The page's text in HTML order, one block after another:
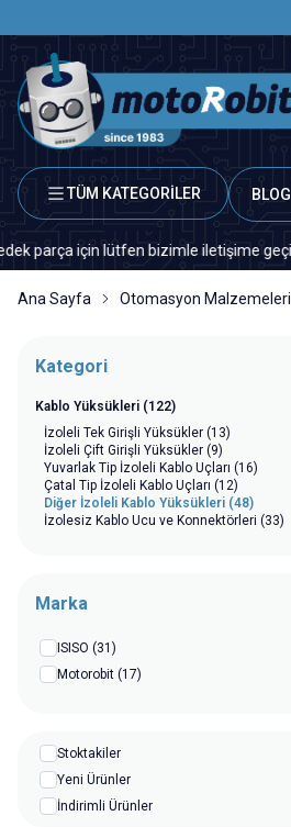
TÜM KATEGORİLER BLOG
için lütfen bizimle iletişime geçiniz.
Ana Sayfa Otomasyon Malzemeleri
Kategori
Kablo Yüksükleri (122)
İzoleli Tek Girişli Yüksükler (13)
İzoleli Çift Girişli Yüksükler (9)
Yuvarlak Tip İzoleli Kablo Uçları (16)
Çatal Tip İzoleli Kablo Uçları (12)
Diğer İzoleli Kablo Yüksükleri (48)
İzolesiz Kablo Ucu ve Konnektörleri (33)
Marka
ISISO (31)
Motorobit (17)
Stoktakiler
Yeni Ürünler
İndirimli Ürünler